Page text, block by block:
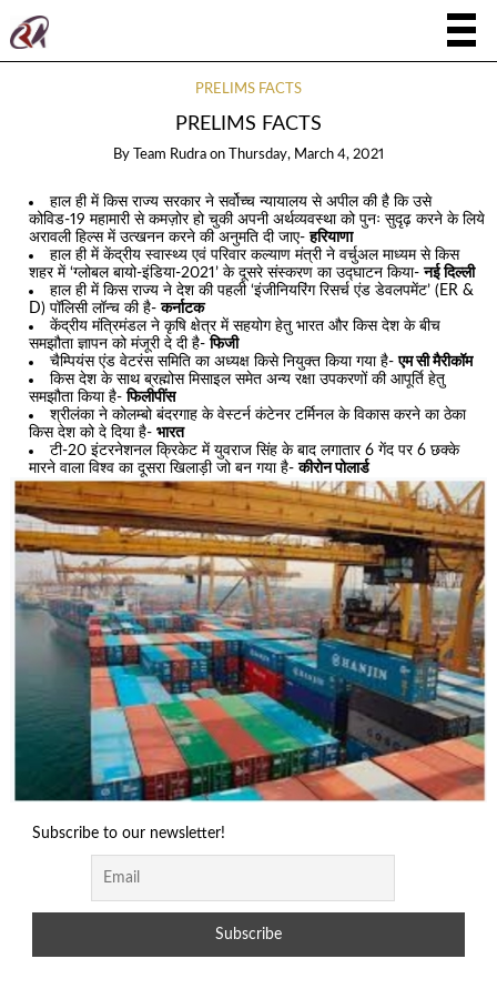
PRELIMS FACTS
PRELIMS FACTS
By Team Rudra on Thursday, March 4, 2021
हाल ही में किस राज्य सरकार ने सर्वोच्च न्यायालय से अपील की है कि उसे
कोविड-19 महामारी से कमज़ोर हो चुकी अपनी अर्थव्यवस्था को पुनः सुदृढ़ करने के लिये
अरावली हिल्स में उत्खनन करने की अनुमति दी जाए-हरियाणा
हाल ही में केंद्रीय स्वास्थ्य एवं परिवार कल्याण मंत्री ने वर्चुअल माध्यम से किस
शहर में ‘ग्लोबल बायो-इंडिया-2021’ के दूसरे संस्करण का उद्घाटन किया-नई दिल्ली
हाल ही में किस राज्य ने देश की पहली ‘इंजीनियरिंग रिसर्च एंड डेवलपमेंट’ (ER &
D) पॉलिसी लॉन्च की है-कर्नाटक
केंद्रीय मंत्रिमंडल ने कृषि क्षेत्र में सहयोग हेतु भारत और किस देश के बीच
समझौता ज्ञापन को मंजूरी दे दी है-फिजी
चैम्पियंस एंड वेटरंस समिति का अध्यक्ष किसे नियुक्त किया गया है-एम सी मैरीकॉम
किस देश के साथ ब्रह्मोस मिसाइल समेत अन्य रक्षा उपकरणों की आपूर्ति हेतु
समझौता किया है-फिलीपींस
श्रीलंका ने कोलम्बो बंदरगाह के वेस्टर्न कंटेनर टर्मिनल के विकास करने का ठेका
किस देश को दे दिया है-भारत
टी-20 इंटरनेशनल क्रिकेट में युवराज सिंह के बाद लगातार 6 गेंद पर 6 छक्के
मारने वाला विश्व का दूसरा खिलाड़ी जो बन गया है-कीरोन पोलार्ड
Subscribe to our newsletter!